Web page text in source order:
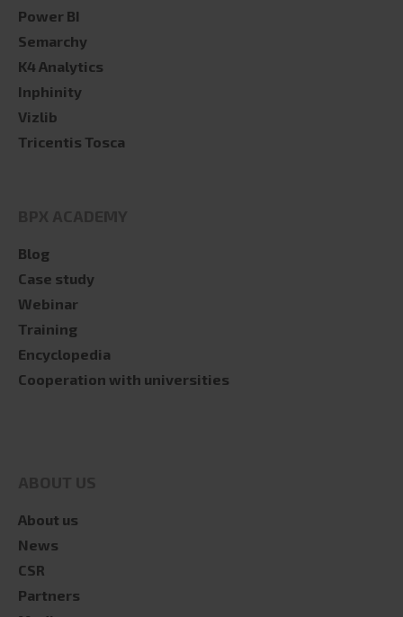
Power BI
Semarchy
K4 Analytics
Inphinity
Vizlib
Tricentis Tosca
Blog
Case study
Webinar
Training
Encyclopedia
Cooperation with universities
About us
News
CSR
Partners